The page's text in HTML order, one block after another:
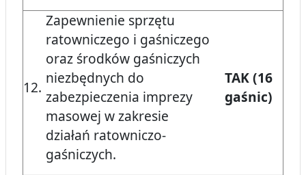
12.
Zapewnienie sprzętu
ratowniczego i gaśniczego
oraz środków gaśniczych
niezbędnych do
zabezpieczenia imprezy
masowej w zakresie
działań ratowniczo-
gaśniczych.
TAK (16
gaśnic)